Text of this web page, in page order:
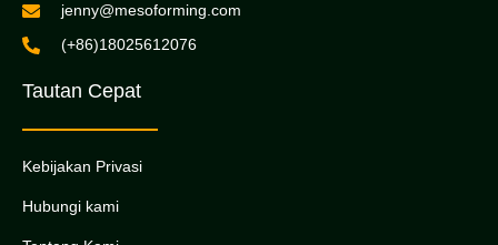
jenny@mesoforming.com
(+86)18025612076
Tautan Cepat
Kebijakan Privasi
Hubungi kami